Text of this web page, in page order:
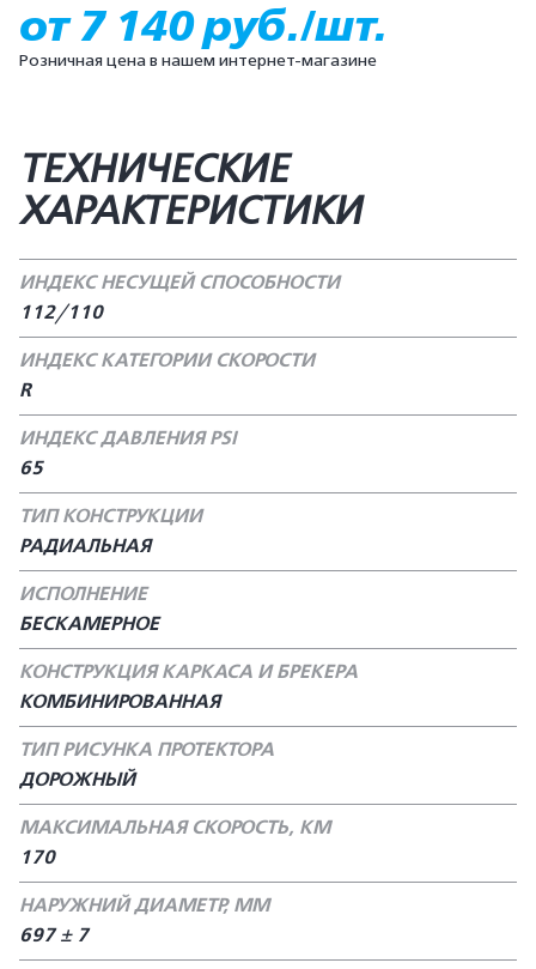
от 7 140 руб./шт.
Розничная цена в нашем интернет-магазине
ТЕХНИЧЕСКИЕ
ХАРАКТЕРИСТИКИ
ИНДЕКС НЕСУЩЕЙ СПОСОБНОСТИ
112/110
ИНДЕКС КАТЕГОРИИ СКОРОСТИ
R
ИНДЕКС ДАВЛЕНИЯ PSI
65
ТИП КОНСТРУКЦИИ
РАДИАЛЬНАЯ
ИСПОЛНЕНИЕ
БЕСКАМЕРНОЕ
КОНСТРУКЦИЯ КАРКАСА И БРЕКЕРА
КОМБИНИРОВАННАЯ
ТИП РИСУНКА ПРОТЕКТОРА
ДОРОЖНЫЙ
МАКСИМАЛЬНАЯ СКОРОСТЬ, КМ
170
НАРУЖНИЙ ДИАМЕТР, ММ
697 ± 7